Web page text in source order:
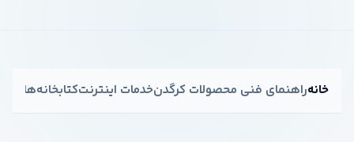
خانهراهنمای فنی محصولات کرگدنخدمات اینترنتکتابخانه‌ها و